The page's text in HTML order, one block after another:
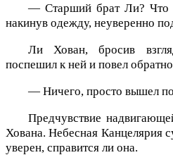
— Старший брат Ли?
накинув одежду, неуверенно
Ли Хован, бросив
поспешил к ней и повел
— Ничего, просто вышел
Предчувствие
Хована. Небесная Канцелярия
уверен, справится ли она.